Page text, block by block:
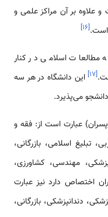
است و علاوه بر آن مراکز علمی و
است.[۱۶]
مطالعات اسلامی در کنار
[۱۷]این دانشگاه­ در هر سه
می‌­پذیرد.
پسران) عبارت است از: فقه و
تبلیغ اسلامی، بازرگانی،
مهندسی، کشاورزی،
اختصاص دارد نیز عبارت
دندانپزشکی، بازرگانی،